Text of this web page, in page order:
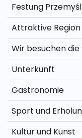
Festung Przemyśl
Attraktive Region
Wir besuchen
Unterkunft
Gastronomie
Sport und
Kultur und Kunst